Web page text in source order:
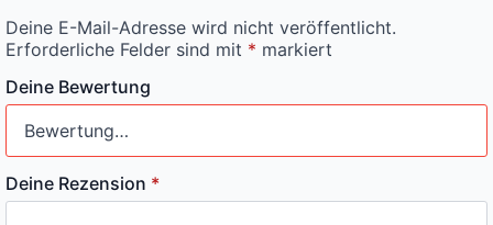
Deine E-Mail-Adresse wird nicht veröffentlicht.
Erforderliche Felder sind mit * markiert
Deine Bewertung
Deine Rezension *